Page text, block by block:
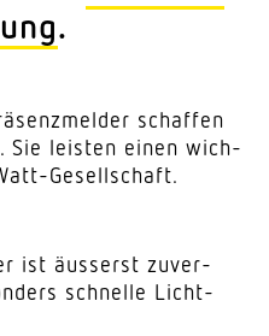
.
schaffen
Sie leisten einen wich­
Gesellschaft.
ist äusserst zuver­
schnelle Licht­